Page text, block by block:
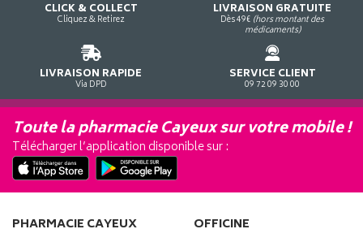
CLICK & COLLECT
Cliquez & Retirez
LIVRAISON GRATUITE
Dès 49€ (hors montant des
médicaments)
LIVRAISON RAPIDE
Via DPD
SERVICE CLIENT
09 72 09 30 00
Toute la pharmacie Cayeux sur votre mobile !
Télécharger l’application disponible sur :
PHARMACIE CAYEUX OFFICINE